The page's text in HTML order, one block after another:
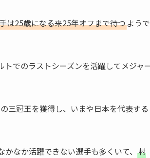
は25歳になる来25年オフまで待つようで
でのラストシーズンを活躍してメジャ
三冠王を獲得し、いまや日本を代表する
なか活躍できない選手も多くいて、 村